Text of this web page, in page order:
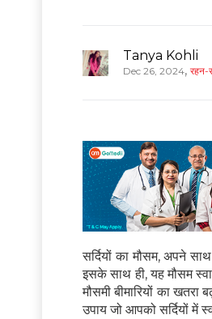
Tanya Kohli
Dec 26, 2024, रहन-
सर्दियों का मौसम, अपने
इसके साथ ही, यह मौसम
मौसमी बीमारियों का
उपाय जो आपको सर्दियों में